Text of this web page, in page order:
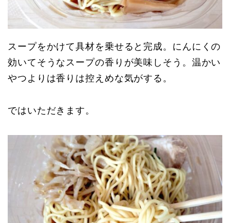
スープをかけて具材を乗せると完成。にんにくの
効いてそうなスープの香りが美味しそう。温かい
やつよりは香りは控えめな気がする。
ではいただきます。